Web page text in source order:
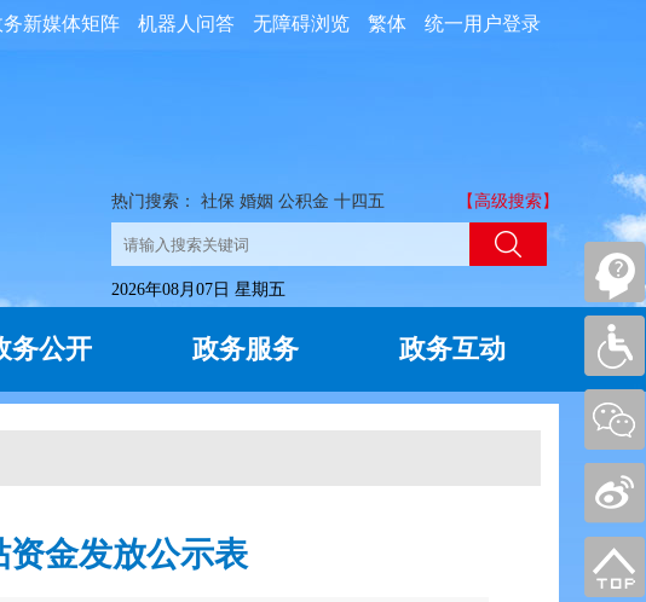
统一用户登录
繁体
无障碍浏览
机器人问答
务新媒体矩阵
热门搜索： 社保 婚姻 公积金 十四五 【高级搜索】
2026年08月07日 星期五
务公开 政务服务 政务互动
资金发放公示表